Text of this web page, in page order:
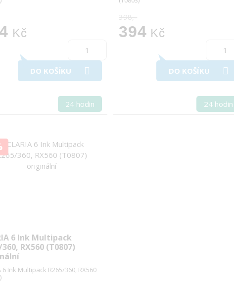
Kč
DO KOŠÍKU
24 hodin
398,-
394 Kč
DO KOŠÍKU
24 hodin
6 Ink Multipack
360, RX560 (T0807)
6 Ink Multipack R265/360, RX560